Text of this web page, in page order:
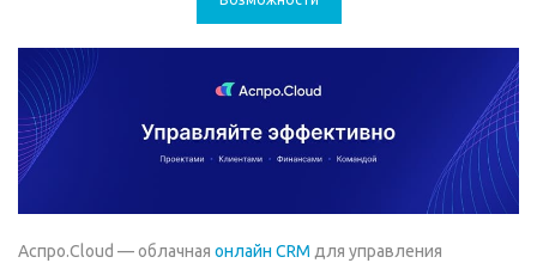
Аспро.Cloud — облачная онлайн CRM для управления